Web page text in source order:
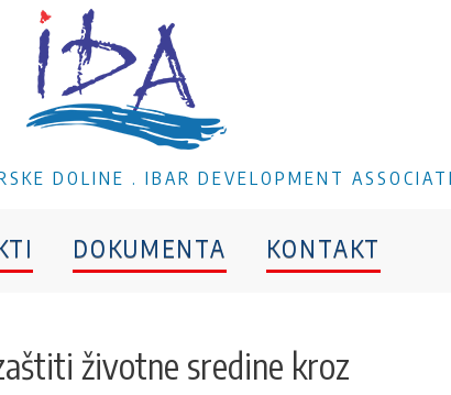
DOLINE . IBAR DEVELOPMENT
DOKUMENTA KONTAKT
životne sredine kroz